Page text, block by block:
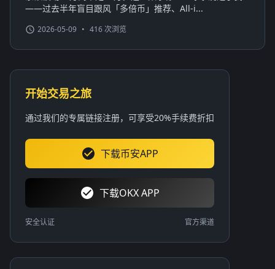
——过去半年盲目跟风「多倍币」推荐、All-i...
2026-05-09 • 416 次浏览
开始交易之旅
通过我们的专属链接注册，可享受20%手续费折扣
下载币安APP
下载OKX APP
安全认证 官方渠道